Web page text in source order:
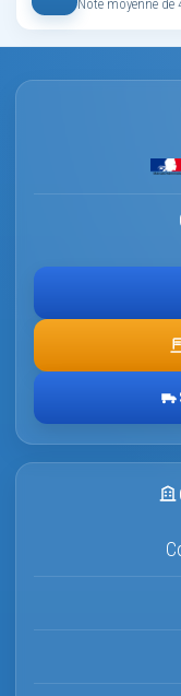
Note moyenne de